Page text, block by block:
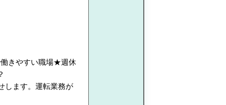
きやすい職場★週休
します。運転業務が